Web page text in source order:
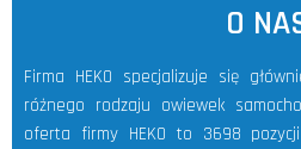
O
Firma HEKO specjalizuje się
różnego rodzaju owiewek
oferta firmy HEKO to 3698